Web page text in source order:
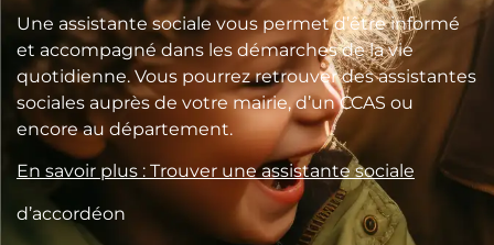
Une assistante sociale vous permet d’être informé
et accompagné dans les démarches de la vie
quotidienne. Vous pourrez retrouver des assistantes
sociales auprès de votre mairie, d’un CCAS ou
encore au département.
En savoir plus : Trouver une assistante sociale
d’accordéon